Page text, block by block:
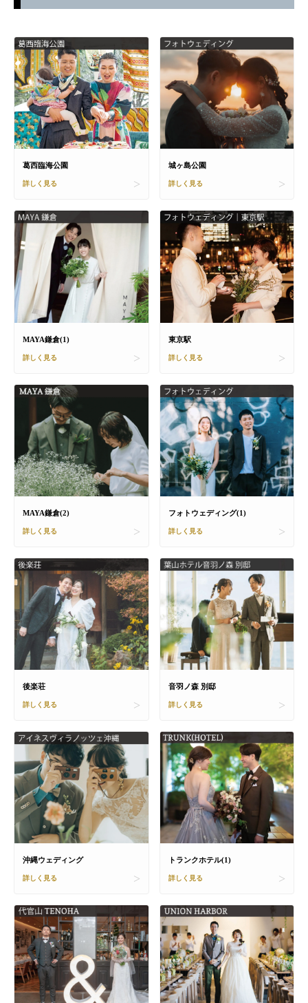
葛西臨海公園
詳しく見る
城ヶ島公園
詳しく見る
MAYA鎌倉(1)
詳しく見る
東京駅
詳しく見る
MAYA鎌倉(2)
詳しく見る
フォトウェディング(1)
詳しく見る
後楽荘
詳しく見る
音羽ノ森 別邸
詳しく見る
沖縄ウェディング
詳しく見る
トランクホテル(1)
詳しく見る